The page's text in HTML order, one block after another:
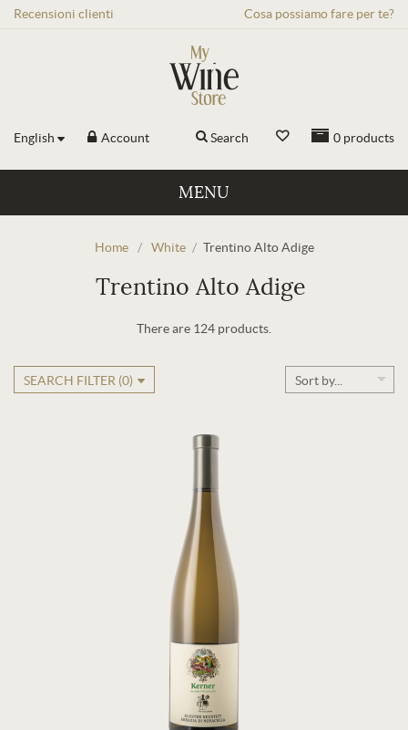
Recensioni clienti Cosa possiamo fare per te?
English Account 0 products
Search
MENU
Home / White / Trentino Alto Adige
Trentino Alto Adige
There are 124 products.
SEARCH FILTER (0) Sort by...